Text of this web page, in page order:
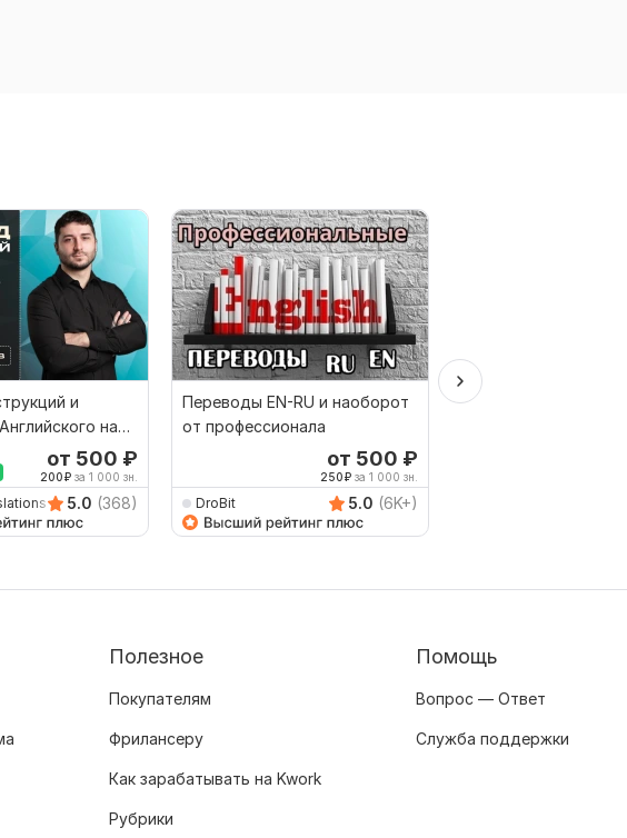
и
на
от 500 ₽
200₽ за 1 000 зн.
5.0 (368)
Переводы EN-RU и наоборот
от профессионала
от 500 ₽
250₽ за 1 000 зн.
DroBit 5.0 (6K+)
Перевод с
Полезное
Покупателям
Фрилансеру
Как зарабатывать на Kwork
Рубрики
Помощь
Вопрос — Ответ
Служба поддержки